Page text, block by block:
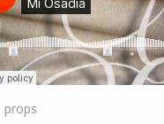
props